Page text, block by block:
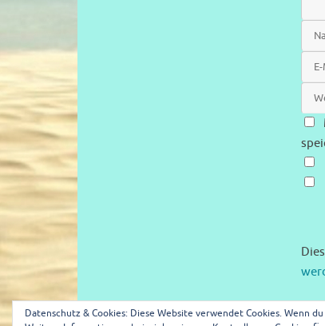
Datenschutz & Cookies: Diese Website verwendet Cookies. Wenn